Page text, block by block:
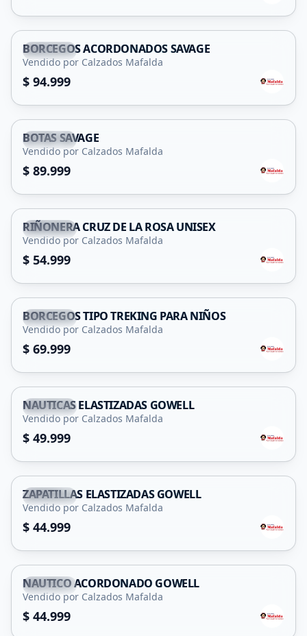
Capital
BORCEGOS ACORDONADOS SAVAGE
Vendido por Calzados Mafalda
$ 94.999
Capital
BOTAS SAVAGE
Vendido por Calzados Mafalda
$ 89.999
Capital
RIÑONERA CRUZ DE LA ROSA UNISEX
Vendido por Calzados Mafalda
$ 54.999
Capital
BORCEGOS TIPO TREKING PARA NIÑOS
Vendido por Calzados Mafalda
$ 69.999
Capital
NAUTICAS ELASTIZADAS GOWELL
Vendido por Calzados Mafalda
$ 49.999
Capital
ZAPATILLAS ELASTIZADAS GOWELL
Vendido por Calzados Mafalda
$ 44.999
Capital
NAUTICO ACORDONADO GOWELL
Vendido por Calzados Mafalda
$ 44.999